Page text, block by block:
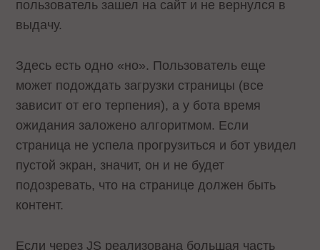
пользователь зашел на сайт и не вернулся в
выдачу.
Здесь есть одно «но». Пользователь еще
может подождать загрузки страницы (все
зависит от его терпения), а у бота время
ожидания заложено алгоритмом. Если
страница не успела прогрузиться и бот увидел
пустой экран, значит, он и не будет
подозревать, что на странице должен быть
контент.
Если через JS реализована большая часть